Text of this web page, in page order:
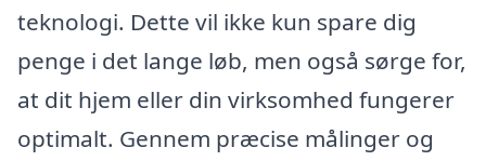
teknologi. Dette vil ikke kun spare dig
penge i det lange løb, men også sørge for,
at dit hjem eller din virksomhed fungerer
optimalt. Gennem præcise målinger og